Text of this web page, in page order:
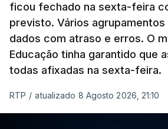
ficou fechado na sexta-feira
previsto. Vários
dados com atraso e erros. O
Educação tinha garantido que
todas afixadas na sexta-feira.
RTP / atualizado 8 Agosto 2026, 21:10